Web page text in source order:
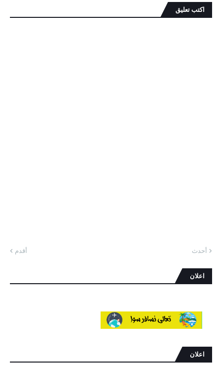
اكتب تعليق
أحدث أقدم
اعلان
اعلان